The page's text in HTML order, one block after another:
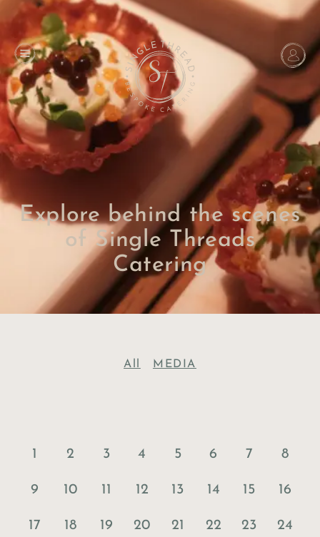
Explore behind the scenes
of Single Threads
Catering
All MEDIA
1 2 3 4 5 6 7 8
9 10 11 12 13 14 15 16
17 18 19 20 21 22 23 24